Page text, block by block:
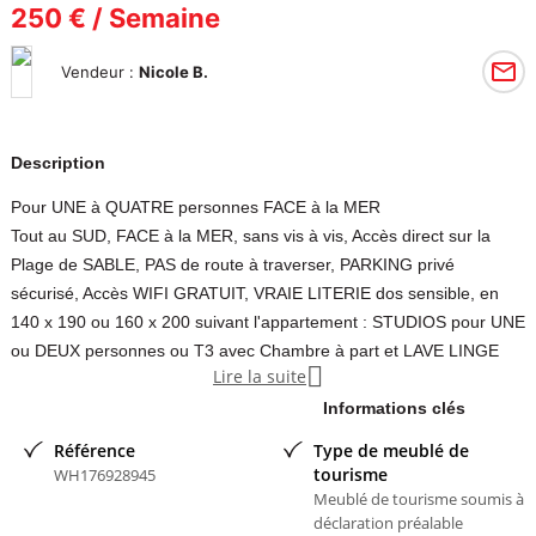
250 € / Semaine
Vendeur : Nicole B.
Description
Pour UNE à QUATRE personnes FACE à la MER
Tout au SUD, FACE à la MER, sans vis à vis, Accès direct sur la
Plage de SABLE, PAS de route à traverser, PARKING privé
sécurisé, Accès WIFI GRATUIT, VRAIE LITERIE dos sensible, en
140 x 190 ou 160 x 200 suivant l'appartement : STUDIOS pour UNE
ou DEUX personnes ou T3 avec Chambre à part et LAVE LINGE
pour UNE à QUATRE personnes. CALME absolu.
Même situation pour TOUS : FACE à la MER.
Renseignements, Disponibilités, Photos et Prix sur demande,
différents suivant les appartements et les périodes bien
évidemment.. N'oubliiez pas de noter le NOMBRE de personnes
SVP. (Adultes et Enfants), ainsi que les dates MERCI.
Lire la suite 
Informations clés
Référence
WH176928945
Type de meublé de
tourisme
Meublé de tourisme soumis à
déclaration préalable